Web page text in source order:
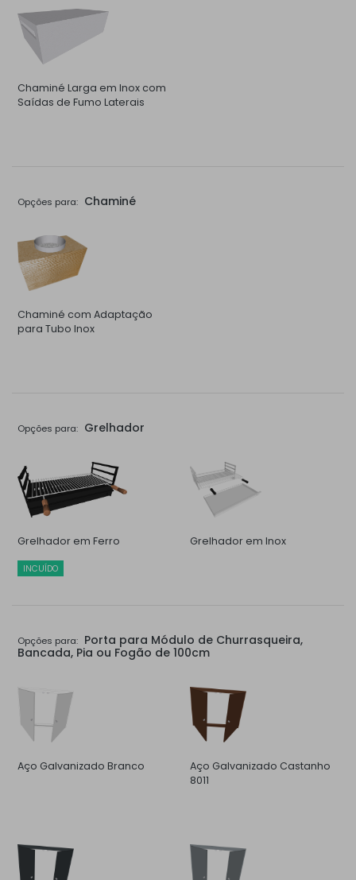
Chaminé Larga em Inox com
Saídas de Fumo Laterais
Opções para: Chaminé
Chaminé com Adaptação
para Tubo Inox
Opções para: Grelhador
Grelhador em Ferro
INCUÍDO
Grelhador em Inox
Opções para: Porta para Módulo de Churrasqueira,
Bancada, Pia ou Fogão de 100cm
Aço Galvanizado Branco
Aço Galvanizado Castanho
8011